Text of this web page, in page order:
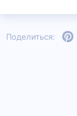
Поделиться: